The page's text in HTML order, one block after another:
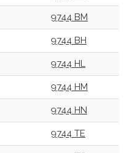
9744 BM
9744 BH
9744 HL
9744 HM
9744 HN
9744 TE